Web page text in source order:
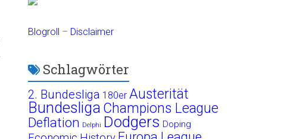
Blogroll – Disclaimer
Schlagwörter
2. Bundesliga 180er Austerität
Bundesliga Champions League
Deflation Delphi Dodgers Doping